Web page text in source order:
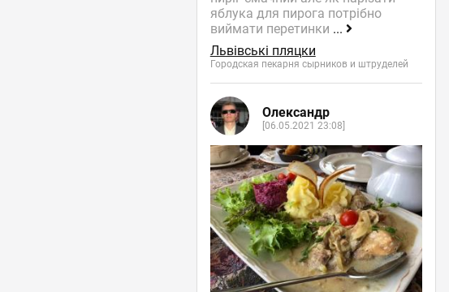
яблука для пирога потрібно
виймати перетинки ...
Львівські пляцки
Городская пекарня сырников и штруделей
Олександр
[06.05.2021 23:08]